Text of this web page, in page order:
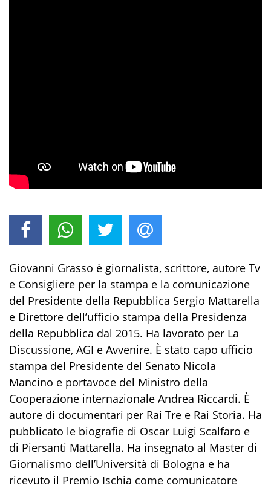
Giovanni Grasso è giornalista, scrittore, autore Tv
e Consigliere per la stampa e la comunicazione
del Presidente della Repubblica Sergio Mattarella
e Direttore dell’ufficio stampa della Presidenza
della Repubblica dal 2015. Ha lavorato per La
Discussione, AGI e Avvenire. È stato capo ufficio
stampa del Presidente del Senato Nicola
Mancino e portavoce del Ministro della
Cooperazione internazionale Andrea Riccardi. È
autore di documentari per Rai Tre e Rai Storia. Ha
pubblicato le biografie di Oscar Luigi Scalfaro e
di Piersanti Mattarella. Ha insegnato al Master di
Giornalismo dell’Università di Bologna e ha
ricevuto il Premio Ischia come comunicatore